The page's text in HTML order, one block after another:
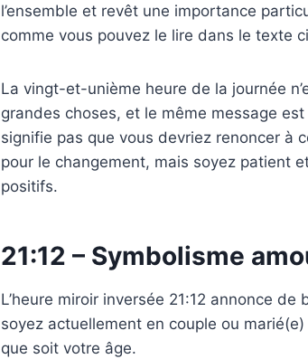
l’ensemble et revêt une importance
comme vous pouvez le lire dans le texte
La vingt-et-unième heure de la journée
grandes choses, et le même message
signifie pas que vous devriez renoncer à
pour le changement, mais soyez patient
positifs.
21:12 – Symbolisme
L’heure miroir inversée 21:12 annonce
soyez actuellement en couple ou
que soit votre âge.